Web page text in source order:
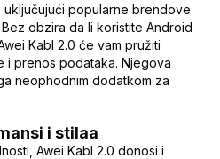
popularne brendove
obzira da li koristite Android
Kabl 2.0 će vam pružiti
i prenos podataka. Njegova
neophodnim dodatkom za
i stilaa
Awei Kabl 2.0 donosi i